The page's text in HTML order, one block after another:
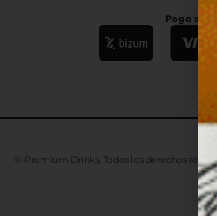
Pago
© Premium Drinks. Todos los derechos